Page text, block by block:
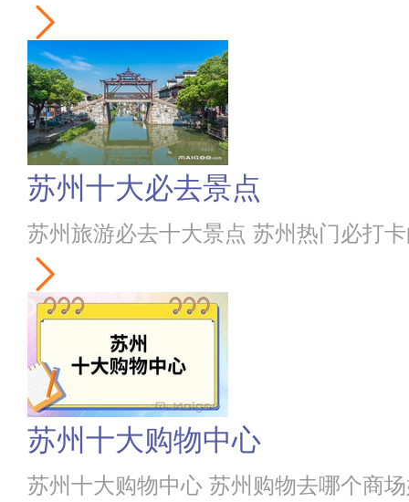
苏州十大必去景点
苏州旅游必去十大景点 苏州热门必打
苏州十大购物中心
苏州十大购物中心 苏州购物去哪个商